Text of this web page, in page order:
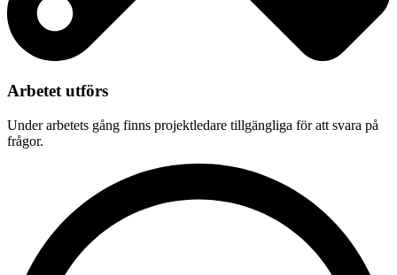
Arbetet utförs
Under arbetets gång finns projektledare tillgängliga för att svara på
frågor.